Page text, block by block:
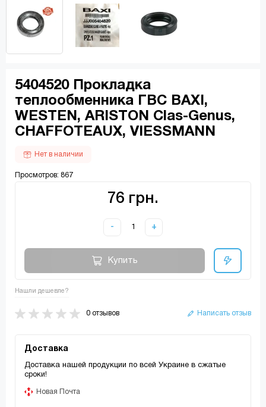
5404520 Прокладка
теплообменника ГВС BAXI,
WESTEN, ARISTON Clas-Genus,
CHAFFOTEAUX, VIESSMANN
Нет в наличии
Просмотров: 867
76 грн.
- +
Купить
Нашли дешевле?
0 отзывов Написать отзыв
Доставка
Доставка нашей продукции по всей Украине в сжатые
сроки!
Новая Почта